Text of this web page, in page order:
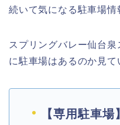
続いて気になる駐車場情
スプリングバレー仙台
に駐車場はあるのか見て
【専用駐車場